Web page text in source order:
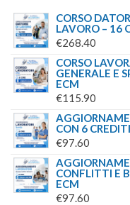
CORSO
LAVORO – 16
€268.40
CORSO
GENERALE E
ECM
€115.90
CON 6
€97.60
CONFLITTI E
ECM
€97.60